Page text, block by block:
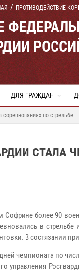
ПРОТИВОДЕЙСТВИЕ
ДЛЯ ГРАЖДАН
соревнованиях по стрельбе
СТАЛА
Софрине более 90
в
В состязании
чемпионата по
управления